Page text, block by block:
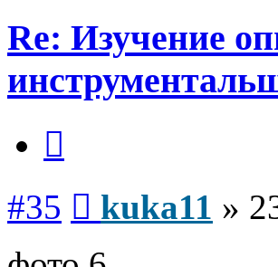
Re: Изучение
#35 kuka11 »